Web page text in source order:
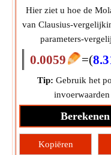
Hier ziet u hoe de
van Clausius-
parameters-
0.0059 =(
Tip: Gebruik het
Berekenen
Kopiëren